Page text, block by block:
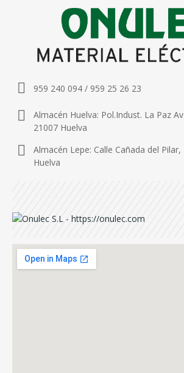
959 240 094 / 959 25 26 23
Almacén Huelva: Pol.Indust. La Paz
21007 Huelva
Almacén Lepe: Calle Cañada del
Huelva